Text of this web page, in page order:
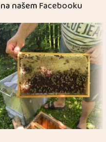
našemFacebooku